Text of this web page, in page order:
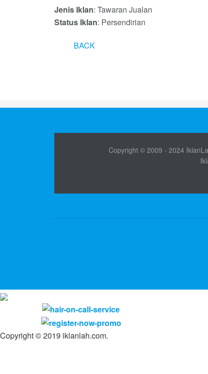
Jenis Iklan: Tawaran Jualan
Status Iklan: Persendirian
BACK
Copyright © 2009 - 2024
Copyright © 2019 iklanlah.com.